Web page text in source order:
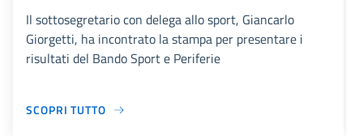
Il sottosegretario con delega allo sport, Giancarlo
Giorgetti, ha incontrato la stampa per presentare i
risultati del Bando Sport e Periferie
SCOPRI TUTTO